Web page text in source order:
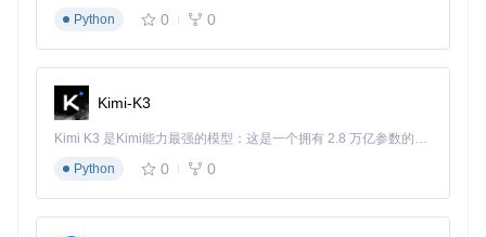
项目时只需在此基础上修改。
开放源码：任何人都可以fork并改进，社区驱动持续升
级。
如果你正在寻找一种简单而强大的工具来加速你的设计工作，
工作效率和设计质量。
Python
0 0
Kimi-K3
Kimi K3 是Kimi能力最强的模型：这是一个拥有 2.8 万亿参数的混合专家（MoE）模型，具备原生视觉理解能力，并支持 100 万 token 的上下文窗口。
Python
0 0